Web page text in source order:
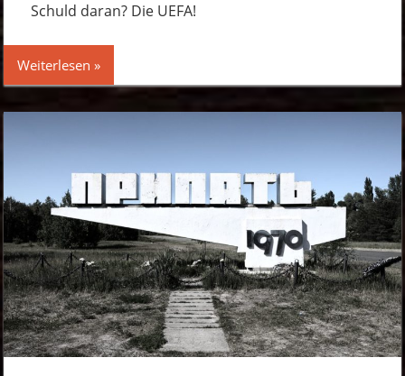
Schuld daran? Die UEFA!
Weiterlesen